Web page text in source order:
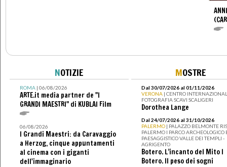
NOTIZIE
ROMA| 06/08/2026
ARTE.it media partner de "I
GRANDI MAESTRI" di KUBLAI Film
06/08/2026
I Grandi Maestri: da Caravaggio
a Herzog, cinque appuntamenti
al cinema con i giganti
dell'immaginario
MOSTRE
Dal 30/07/2026 al 01/11/2026
VERONA | CENTRO
FOTOGRAFIA SCAVI SCALIGERI
Dorothea Lange
Dal 24/07/2026 al 31/10/2026
PALERMO | PALAZZO BELMONTE
PALERMO I PARCO ARCHEOLOGICO
PAESAGGISTICO VALLE DEI TEMPLI -
AGRIGENTO
Botero. L’incanto del Mito I
Botero. Il peso dei sogni